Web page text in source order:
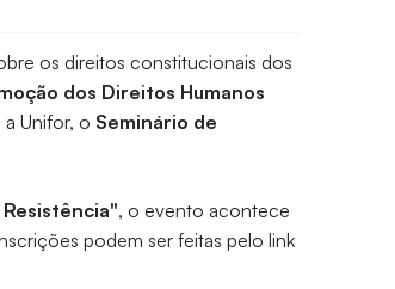
os direitos constitucionais dos
dos Direitos Humanos
Unifor, o Seminário de
, o evento acontece
podem ser feitas pelo link